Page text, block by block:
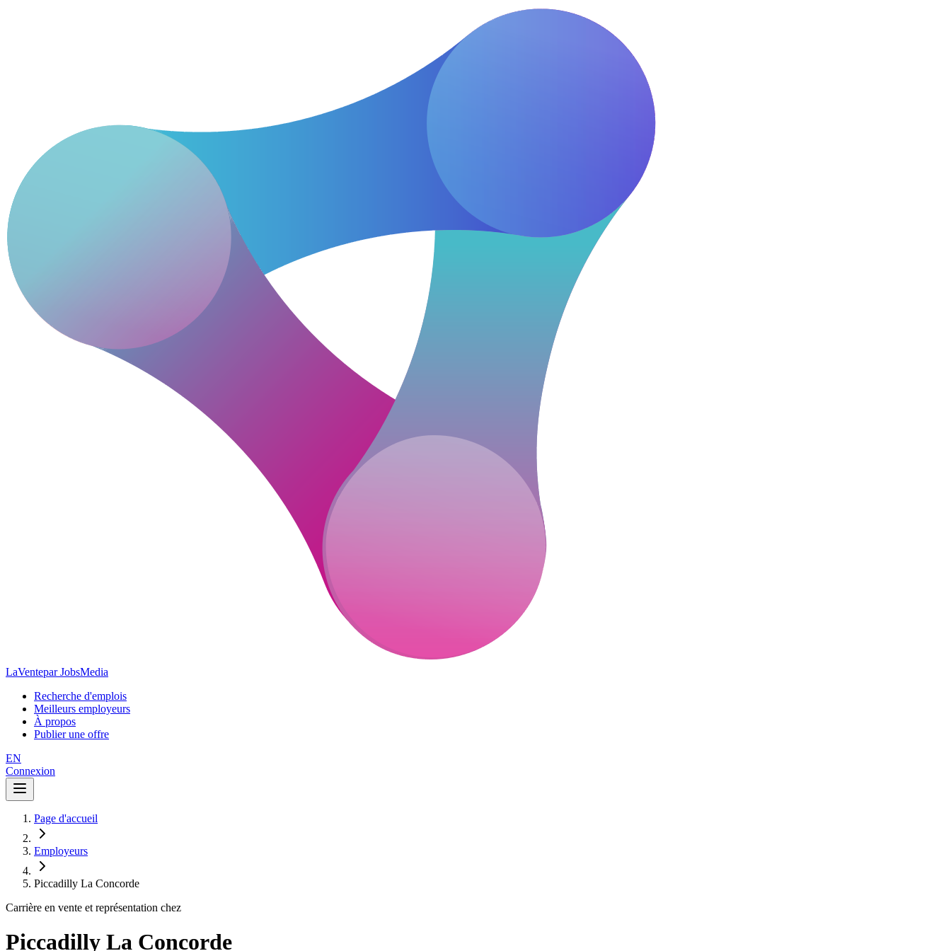
LaVentepar JobsMedia
Recherche d'emplois
Meilleurs employeurs
À propos
Publier une offre
EN
Connexion
Page d'accueil
Employeurs
Piccadilly La Concorde
Carrière en vente et représentation chez
Piccadilly La Concorde